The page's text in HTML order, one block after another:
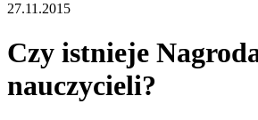
27.11.2015
Czy istnieje
nauczycieli?